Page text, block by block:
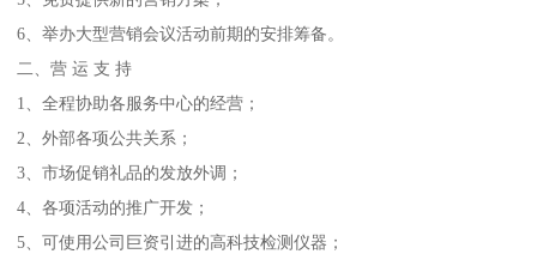
6、举办大型营销会议活动前期的安排筹备。
二、营 运 支 持
1、全程协助各服务中心的经营；
2、外部各项公共关系；
3、市场促销礼品的发放外调；
4、各项活动的推广开发；
5、可使用公司巨资引进的高科技检测仪器；